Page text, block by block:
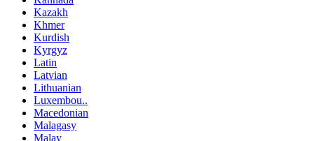
Kazakh
Khmer
Kurdish
Kyrgyz
Latin
Latvian
Lithuanian
Luxembou..
Macedonian
Malagasy
Malay